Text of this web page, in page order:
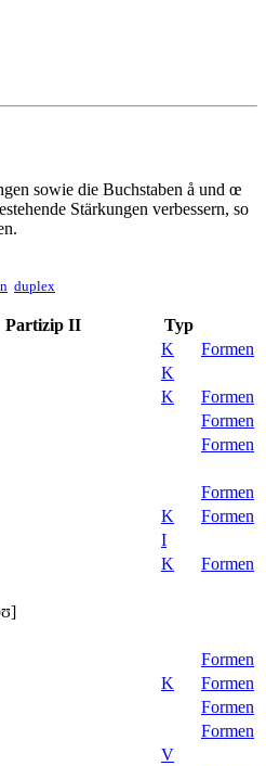
sowie die Buchstaben å und œ
Stärkungen verbessern, so
duplex
Partizip II
Typ
K
Formen
K
K
Formen
Formen
Formen
Formen
K
Formen
I
K
Formen
Formen
K
Formen
Formen
Formen
V